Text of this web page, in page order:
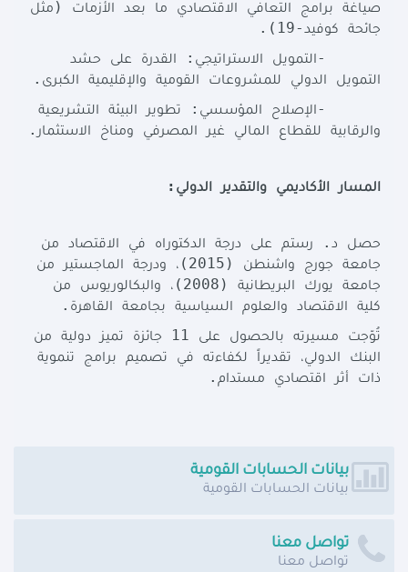
صياغة برامج التعافي الاقتصادي ما بعد الأزمات ( مثل
جائحة
كوفيد-19)
.
-التمويل الاستراتيجي : القدرة على
حشد
التمويل
الدولي للمشروعات القومية والإقليمية الكبرى .
-الإصلاح المؤسسي : تطوير البيئة
التشريعية
والرقابية
للقطاع المالي غير المصرفي ومناخ الاستثمار .
المسار الأكاديمي والتقدير الدولي :
حصل د . رستم على درجة الدكتوراه في الاقتصاد
من
جامعة
جورج واشنطن (2015) ، ودرجة الماجستير
من
جامعة
يورك البريطانية (2008) ، والبكالوريوس
من
كلية
الاقتصاد والعلوم السياسية بجامعة القاهرة .
تُوّجت مسيرته بالحصول على جائزة تميز دولية
من
البنك
الدولي، تقديراً لكفاءته في تصميم برامج
تنموية
ذات
أثر اقتصادي مستدام .
بيانات الحسابات القومية
بيانات الحسابات القومية
تواصل معنا
تواصل معنا